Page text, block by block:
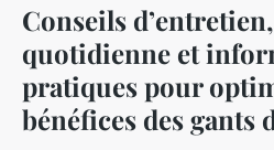
Conseils
quotidienne et
pratiques pour
bénéfices des gants